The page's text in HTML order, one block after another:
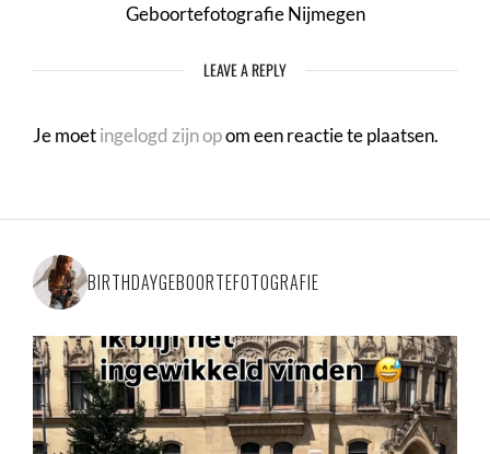
Geboortefotografie Nijmegen
LEAVE A REPLY
Je moetingelogd zijn opom een reactie te plaatsen.
BIRTHDAYGEBOORTEFOTOGRAFIE